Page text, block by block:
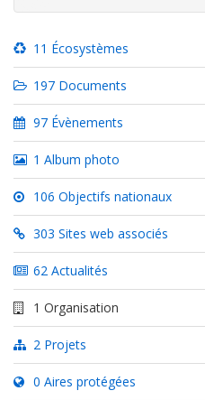
The CEBioS
11 Écosystèmes
197 Documents
97 Évènements
1 Album photo
106 Objectifs nationaux
303 Sites web associés
62 Actualités
1 Organisation
2 Projets
0 Aires protégées